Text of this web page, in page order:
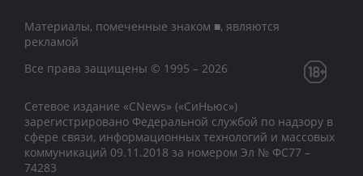
Материалы, помеченные знаком ■, являются
рекламой
Все права защищены © 1995 – 2026
Сетевое издание «CNews» («СиНьюс»)
зарегистрировано Федеральной службой по надзору в
сфере связи, информационных технологий и массовых
коммуникаций 09.11.2018 за номером Эл № ФС77 –
74283